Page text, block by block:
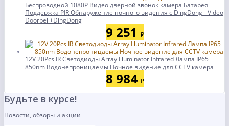
Беспроводной 1080P Видео дверной звонок камера Батарея
Поддержка PIR Обнаружение ночного видения с DingDong - Video
Doorbell+DingDong
9 251 ₽
12V 20Pcs IR Светодиоды Array Illuminator Infrared Лампа IP65
850nm Водонепроницаемы Ночное видение для CCTV камера
8 984 ₽
Будьте в курсе!
Новости, обзоры и акции